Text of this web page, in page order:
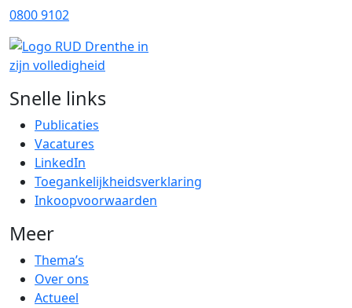
0800 9102
Snelle links
Publicaties
Vacatures
LinkedIn
Toegankelijkheidsverklaring
Inkoopvoorwaarden
Meer
Thema’s
Over ons
Actueel